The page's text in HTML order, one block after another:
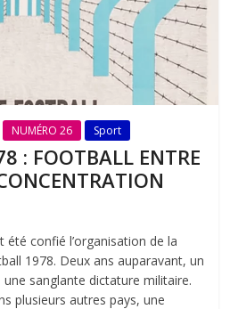
NUMÉRO 26 Sport
: FOOTBALL ENTRE
été confié l’organisation de la
1978. Deux ans auparavant, un
une sanglante dictature militaire.
plusieurs autres pays, une